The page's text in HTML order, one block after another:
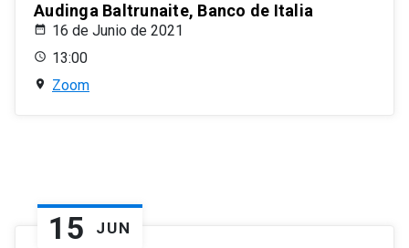
Audinga Baltrunaite, Banco de Italia
16 de Junio de 2021
13:00
Zoom
15 JUN